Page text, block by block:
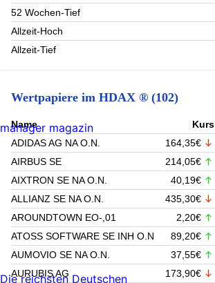
52 Wochen-Tief
Allzeit-Hoch
Allzeit-Tief
Wertpapiere im HDAX ® (102)
Name Kurs
ADIDAS AG NA O.N.
164,35€
AIRBUS SE
214,05€
AIXTRON SE NA O.N.
40,19€
ALLIANZ SE NA O.N.
435,30€
AROUNDTOWN EO-,01
2,20€
ATOSS SOFTWARE SE INH O.N
89,20€
AUMOVIO SE NA O.N.
37,55€
AURUBIS AG
173,90€
manager magazin
Die reichsten Deutschen